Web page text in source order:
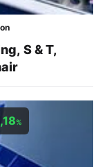
S & T,
%